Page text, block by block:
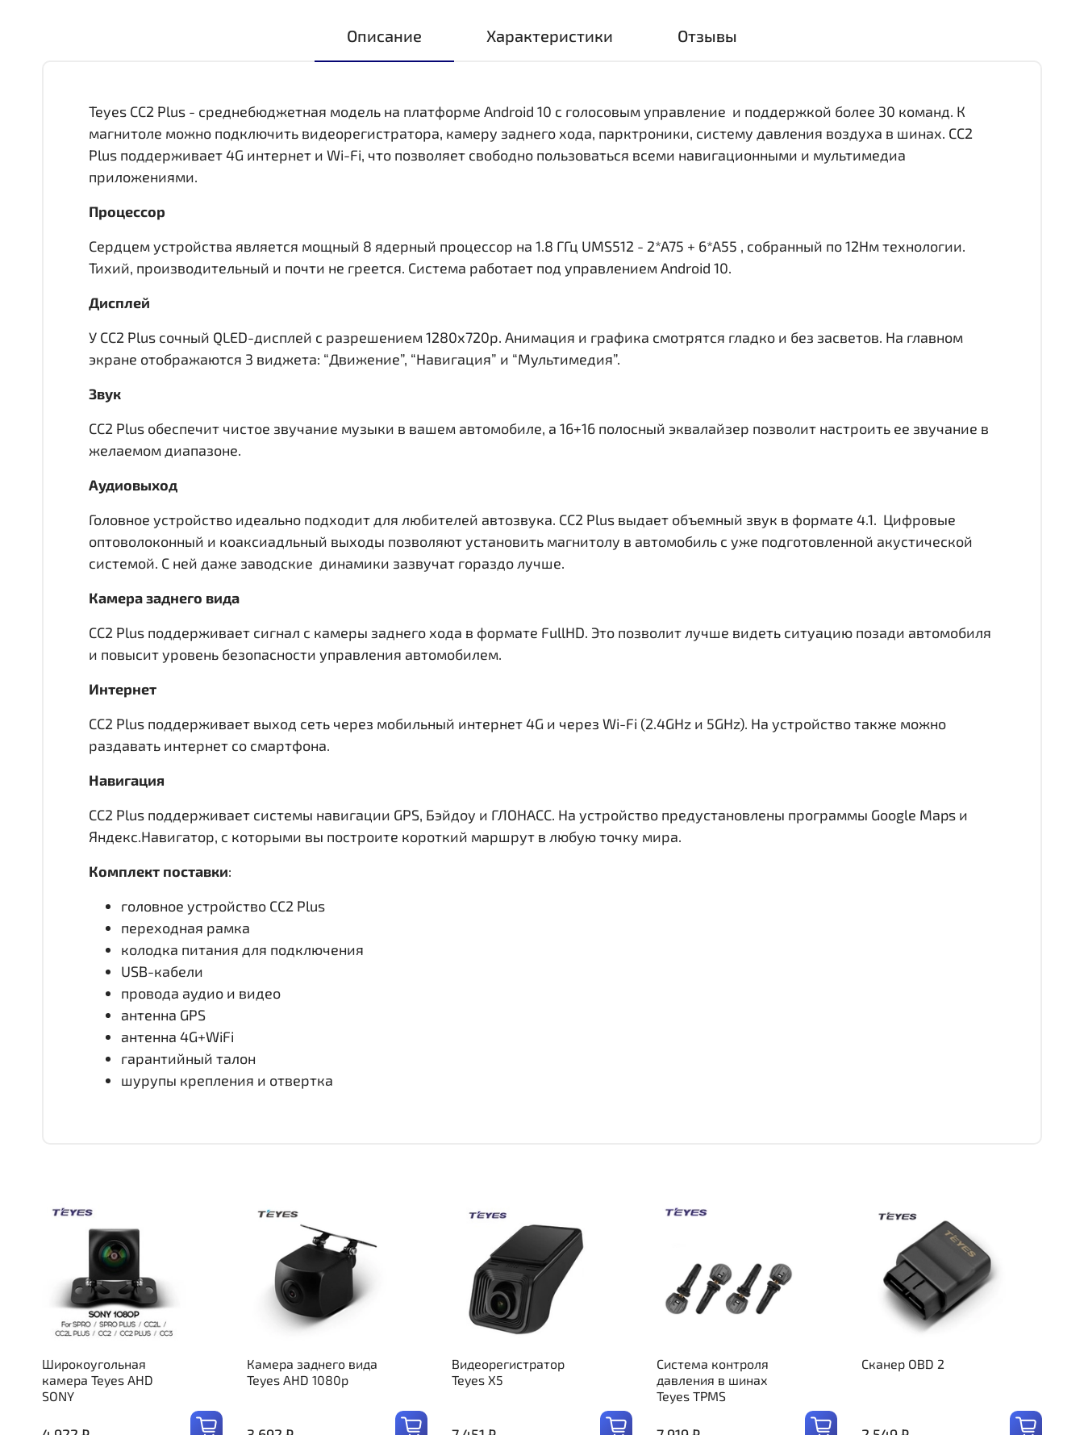
Описание Характеристики Отзывы
Teyes CC2 Plus - среднебюджетная модель на платформе Android 10 с голосовым управление и поддержкой более 30 команд. К
магнитоле можно подключить видеорегистратора, камеру заднего хода, парктроники, систему давления воздуха в шинах. CC2
Plus поддерживает 4G интернет и Wi-Fi, что позволяет свободно пользоваться всеми навигационными и мультимедиа
приложениями.
Процессор
Сердцем устройства является мощный 8 ядерный процессор на 1.8 ГГц UMS512 - 2*A75 + 6*A55 , собранный по 12Нм технологии.
Тихий, производительный и почти не греется. Система работает под управлением Android 10.
Дисплей
У CC2 Plus сочный QLED-дисплей c разрешением 1280x720р. Анимация и графика смотрятся гладко и без засветов. На главном
экране отображаются 3 виджета: “Движение”, “Навигация” и “Мультимедия”.
Звук
CC2 Plus обеспечит чистое звучание музыки в вашем автомобиле, а 16+16 полосный эквалайзер позволит настроить ее звучание в
желаемом диапазоне.
Аудиовыход
Головное устройство идеально подходит для любителей автозвука. CC2 Plus выдает объемный звук в формате 4.1. Цифровые
оптоволоконный и коаксиадльный выходы позволяют установить магнитолу в автомобиль с уже подготовленной акустической
системой. С ней даже заводские динамики зазвучат гораздо лучше.
Камера заднего вида
CC2 Plus поддерживает сигнал с камеры заднего хода в формате FullHD. Это позволит лучше видеть ситуацию позади автомобиля
и повысит уровень безопасности управления автомобилем.
Интернет
CC2 Plus поддерживает выход сеть через мобильный интернет 4G и через Wi-Fi (2.4GHz и 5GHz). На устройство также можно
раздавать интернет со смартфона.
Навигация
CC2 Plus поддерживает системы навигации GPS, Бэйдоу и ГЛОНАСС. На устройство предустановлены программы Google Maps и
Яндекс.Навигатор, с которыми вы построите короткий маршрут в любую точку мира.
Комплект поставки:
головное устройство CC2 Plus
переходная рамка
колодка питания для подключения
USB-кабели
провода аудио и видео
антенна GPS
антенна 4G+WiFi
гарантийный талон
шурупы крепления и отвертка
Широкоугольная
камера Teyes AHD
SONY
Камера заднего вида
Teyes AHD 1080p
Видеорегистратор
Teyes X5
Система контроля
давления в шинах
Teyes TPMS
Сканер OBD 2